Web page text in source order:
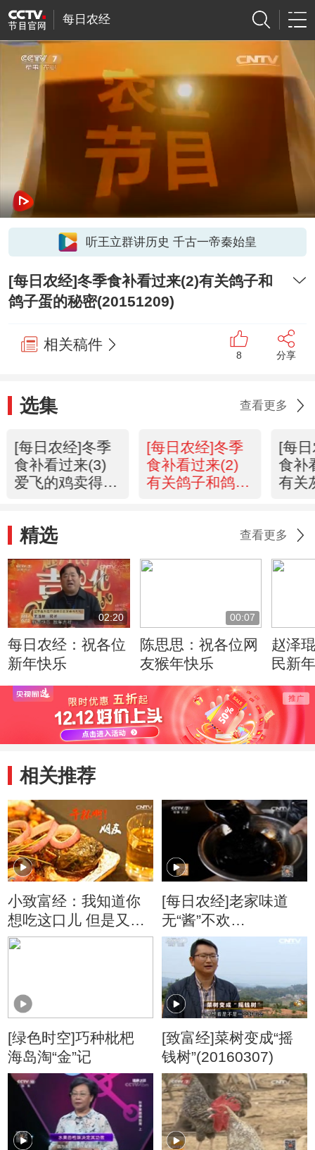
每日农经
听王立群讲历史 千古一帝秦始皇
[每日农经]冬季食补看过来(2)有关鸽子和
鸽子蛋的秘密(20151209)
相关稿件
8 分享
选集 查看更多
[每日农经]冬季
食补看过来(3)
爱飞的鸡卖得俏
[每日农经]冬季
食补看过来(2)
有关鸽子和鸽子
[每
食补
有关
精选 查看更多
02:20
每日农经：祝各位
新年快乐
00:07
陈思思：祝各位网
友猴年快乐
赵泽
民新
相关推荐
小致富经：我知道你
想吃这口儿 但是又怕
麻烦
[每日农经]老家味道
无“酱”不欢
(20160127)
[绿色时空]巧种枇杷
海岛淘“金”记
[致富经]菜树变成“摇
钱树”(20160307)